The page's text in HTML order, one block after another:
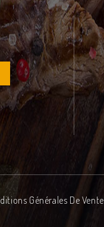
Générales De Vente